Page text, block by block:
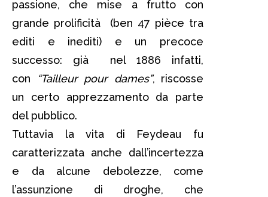
passione, che mise a frutto con
grande prolificità (ben 47 pièce tra
editi e inediti) e un precoce
successo: già nel 1886 infatti,
con
“Tailleur pour dames”, riscosse
un certo apprezzamento da parte
del pubblico.
Tuttavia la vita di Feydeau fu
caratterizzata anche dall’incertezza
e da alcune debolezze, come
l’assunzione di droghe, che